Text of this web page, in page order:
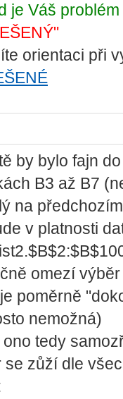
je Váš
orientaci při
by bylo fajn
B3 až B7
na
v platnosti
omezí
poměrně
nemožná)
ono tedy
se zůží dle